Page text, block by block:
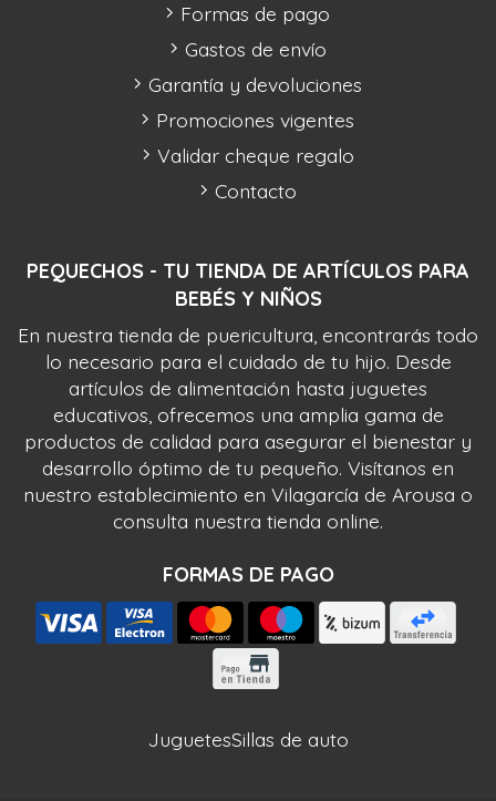
PEQUECHOS - TU TIENDA DE ARTÍCULOS PARA
BEBÉS Y NIÑOS
En nuestra tienda de puericultura, encontrarás todo
lo necesario para el cuidado de tu hijo. Desde
artículos de alimentación hasta juguetes
educativos, ofrecemos una amplia gama de
productos de calidad para asegurar el bienestar y
desarrollo óptimo de tu pequeño. Visítanos en
nuestro establecimiento en Vilagarcía de Arousa o
consulta nuestra tienda online.
FORMAS DE PAGO
Formas de pago
Gastos de envío
Garantía y devoluciones
Promociones vigentes
Validar cheque regalo
Contacto
JuguetesSillas de auto